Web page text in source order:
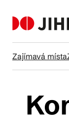
Zajímavá místa